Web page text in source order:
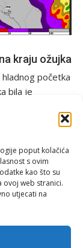
poput kolačića
s ovim
kao što su
ovoj web stranici.
utjecati na
kraju ožujka
početka
bila je